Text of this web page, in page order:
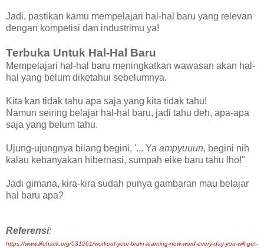
Jadi, pastikan kamu mempelajari hal-hal baru yang relevan
dengan kompetisi dan industrimu ya!
Terbuka Untuk Hal-Hal Baru
Mempelajari hal-hal baru meningkatkan wawasan akan hal-
hal yang belum diketahui sebelumnya.
Kita kan tidak tahu apa saja yang kita tidak tahu!
Namun seiring belajar hal-hal baru, jadi tahu deh, apa-apa
saja yang belum tahu.
Ujung-ujungnya bilang begini, '... Ya ampyuuun, begini nih
kalau kebanyakan hibernasi, sumpah eike baru tahu lho!"
Jadi gimana, kira-kira sudah punya gambaran mau belajar
hal baru apa?
Referensi:
https://www.lifehack.org/531261/workout-your-brain-learning-new-word-every-day-you-will-get-